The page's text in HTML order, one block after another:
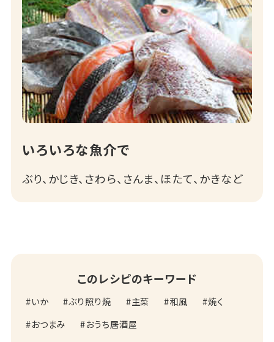
いろいろな魚介で
ぶり、かじき、さわら、さんま、ほたて、かきなど
このレシピのキーワード
いか ぶり照り焼 主菜 和風
焼く
おつまみ
おうち居酒屋